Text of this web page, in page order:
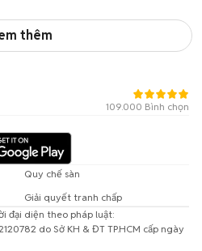
thêm
109.000 Bình chọn
Quy chế sàn
Giải quyết tranh chấp
đại diện theo pháp luật:
do Sở KH & ĐT TP.HCM cấp ngày